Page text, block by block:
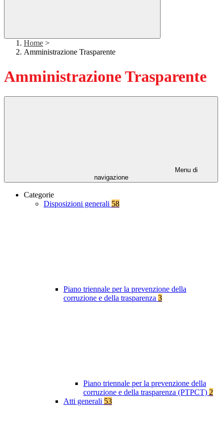
Home >
Amministrazione Trasparente
Amministrazione Trasparente
Menu di
navigazione
Categorie
Disposizioni generali 58
Piano triennale per la prevenzione della
corruzione e della trasparenza 3
Piano triennale per la prevenzione della
corruzione e della trasparenza (PTPCT) 2
Atti generali 53